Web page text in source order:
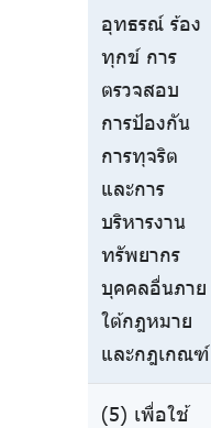
อุทธรณ์ ร้อง
ทุกข์ การ
ตรวจสอบ
การป้องกัน
การทุจริต
และการ
บริหารงาน
ทรัพยากร
บุคคลอื่นภาย
ใต้กฎหมาย
และกฎเกณฑ์
(5) เพื่อใช้